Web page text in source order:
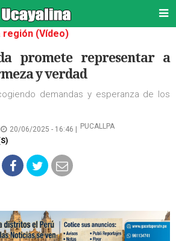
región (Vídeo)
promete representar a
y verdad
demandas y esperanza de los
20/06/2025 - 16:46 |
PUCALLPA